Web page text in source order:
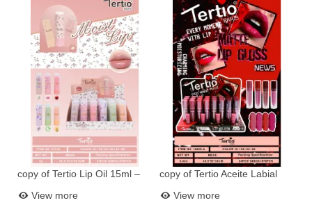
Add to basket
copy of Tertio Lip Oil 15ml –
Vitamin E
View more
Add to basket
copy of Tertio Aceite Labial
Color 25033
View more